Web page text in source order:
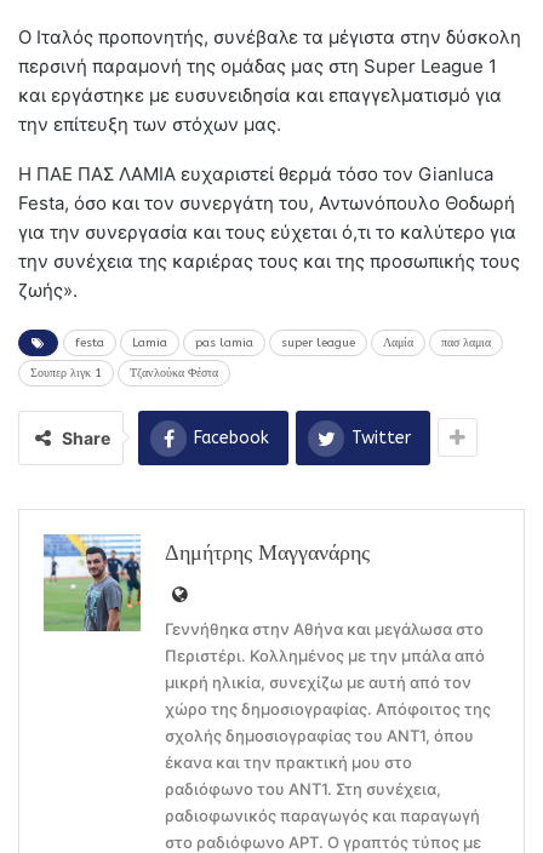
Ο Ιταλός προπονητής, συνέβαλε τα μέγιστα στην δύσκολη
περσινή παραμονή της ομάδας μας στη Super League 1
και εργάστηκε με ευσυνειδησία και επαγγελματισμό για
την επίτευξη των στόχων μας.
Η ΠΑΕ ΠΑΣ ΛΑΜΙΑ ευχαριστεί θερμά τόσο τον Gianluca
Festa, όσο και τον συνεργάτη του, Αντωνόπουλο Θοδωρή
για την συνεργασία και τους εύχεται ό,τι το καλύτερο για
την συνέχεια της καριέρας τους και της προσωπικής τους
ζωής».
festa Lamia pas lamia super league Λαμία πασ λαμια
Σουπερ λιγκ 1 Τζανλούκα Φέστα
Share Facebook Twitter
Δημήτρης Μαγγανάρης
Γεννήθηκα στην Αθήνα και μεγάλωσα στο
Περιστέρι. Κολλημένος με την μπάλα από
μικρή ηλικία, συνεχίζω με αυτή από τον
χώρο της δημοσιογραφίας. Απόφοιτος της
σχολής δημοσιογραφίας του ΑΝΤ1, όπου
έκανα και την πρακτική μου στο
ραδιόφωνο του ΑΝΤ1. Στη συνέχεια,
ραδιοφωνικός παραγωγός και παραγωγή
στο ραδιόφωνο ΑΡΤ. Ο γραπτός τύπος με